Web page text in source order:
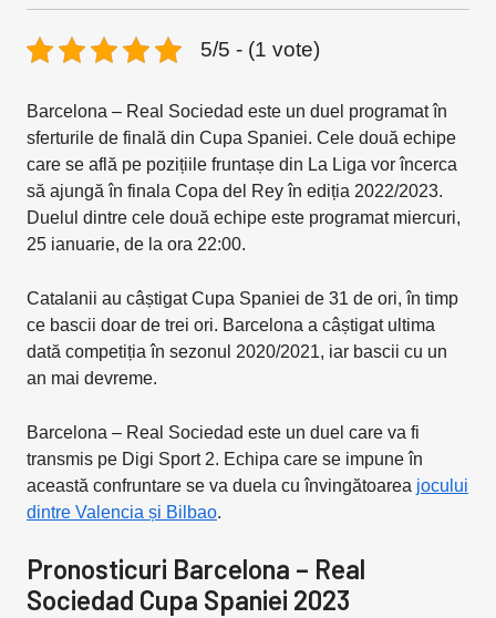
5/5 - (1 vote)
Barcelona – Real Sociedad este un duel programat în
sferturile de finală din Cupa Spaniei. Cele două echipe
care se află pe pozițiile fruntașe din La Liga vor încerca
să ajungă în finala Copa del Rey în ediția 2022/2023.
Duelul dintre cele două echipe este programat miercuri,
25 ianuarie, de la ora 22:00.
Catalanii au câștigat Cupa Spaniei de 31 de ori, în timp
ce bascii doar de trei ori. Barcelona a câștigat ultima
dată competiția în sezonul 2020/2021, iar bascii cu un
an mai devreme.
Barcelona – Real Sociedad este un duel care va fi
transmis pe Digi Sport 2. Echipa care se impune în
această confruntare se va duela cu învingătoarea jocului
dintre Valencia și Bilbao.
Pronosticuri Barcelona – Real
Sociedad Cupa Spaniei 2023